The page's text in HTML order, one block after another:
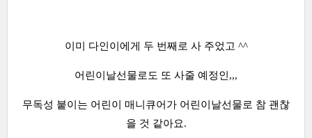
이미 다인이에게 두 번째로 사 주었고 ^^
어린이날선물로도 또 사줄 예정인,,,
무독성 붙이는 어린이 매니큐어가 어린이날선물로 참 괜찮
을 것 같아요.